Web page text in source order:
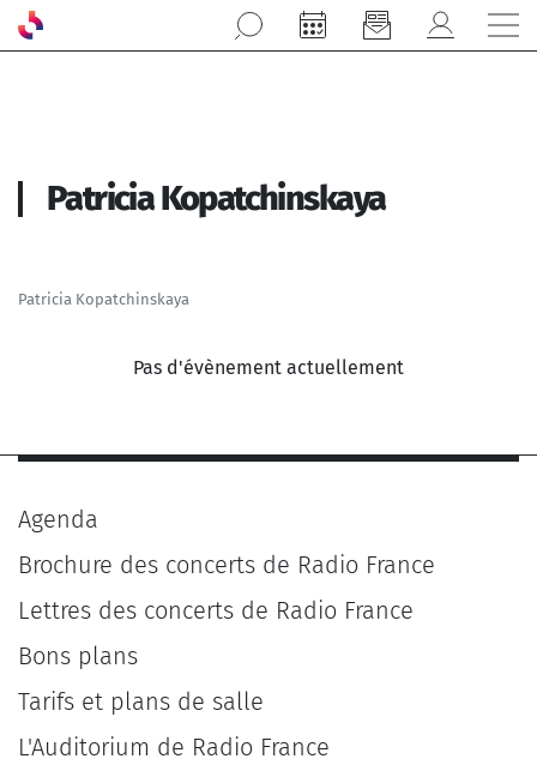
Aller au contenu principal
Patricia Kopatchinskaya
Patricia Kopatchinskaya
Pas d'évènement actuellement
Agenda
Brochure des concerts de Radio France
Lettres des concerts de Radio France
Bons plans
Tarifs et plans de salle
L'Auditorium de Radio France